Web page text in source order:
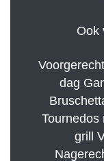
Ook
dag
Tournedos
grill